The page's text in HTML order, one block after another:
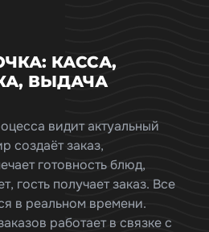
КАССА,
ВЫДАЧА
видит актуальный
создаёт заказ,
готовность блюд,
гость получает заказ. Все
в реальном времени.
работает в связке с